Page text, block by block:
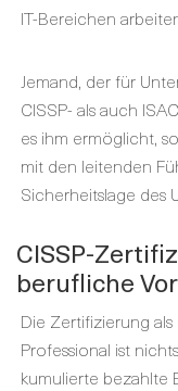
IT-Bereichen
Jemand, der für
CISSP- als auch
es ihm ermöglicht,
mit den leitenden
Sicherheitslage des
CISSP-
berufliche
Die Zertifizierung
Professional ist
kumulierte bezahlte